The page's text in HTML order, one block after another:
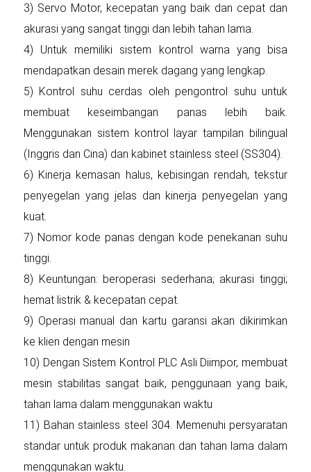
3) Servo Motor, kecepatan yang baik dan cepat dan
akurasi yang sangat tinggi dan lebih tahan lama.
4) Untuk memiliki sistem kontrol warna yang bisa
mendapatkan desain merek dagang yang lengkap.
5) Kontrol suhu cerdas oleh pengontrol suhu untuk
membuat keseimbangan panas lebih baik.
Menggunakan sistem kontrol layar tampilan bilingual
(Inggris dan Cina) dan kabinet stainless steel (SS304).
6) Kinerja kemasan halus, kebisingan rendah, tekstur
penyegelan yang jelas dan kinerja penyegelan yang
kuat.
7) Nomor kode panas dengan kode penekanan suhu
tinggi.
8) Keuntungan: beroperasi sederhana; akurasi tinggi;
hemat listrik & kecepatan cepat.
9) Operasi manual dan kartu garansi akan dikirimkan
ke klien dengan mesin
10) Dengan Sistem Kontrol PLC Asli Diimpor, membuat
mesin stabilitas sangat baik, penggunaan yang baik,
tahan lama dalam menggunakan waktu
11) Bahan stainless steel 304. Memenuhi persyaratan
standar untuk produk makanan dan tahan lama dalam
menggunakan waktu.